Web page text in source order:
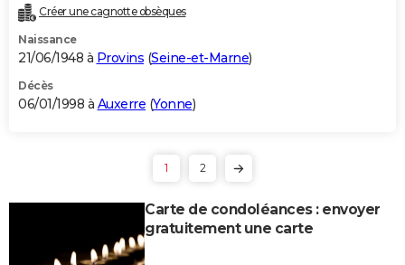
Créer une cagnotte obsèques
Naissance
21/06/1948 à Provins (Seine-et-Marne)
Décès
06/01/1998 à Auxerre (Yonne)
1 2
Carte de condoléances : envoyer
gratuitement une carte